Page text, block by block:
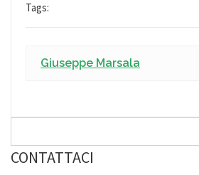
Tags:
Giuseppe Marsala
CONTATTACI